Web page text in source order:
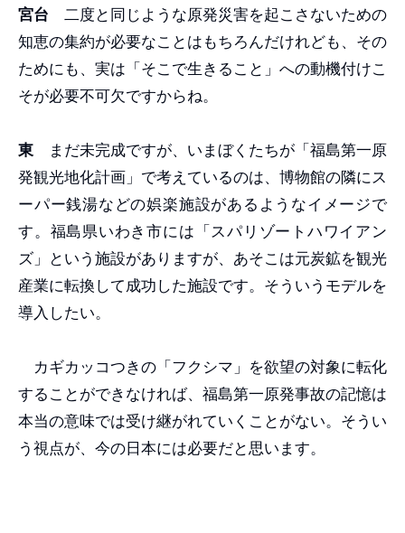
宮台 二度と同じような原発災害を起こさないための
知恵の集約が必要なことはもちろんだけれども、その
ためにも、実は「そこで生きること」への動機付けこ
そが必要不可欠ですからね。
東 まだ未完成ですが、いまぼくたちが「福島第一原
発観光地化計画」で考えているのは、博物館の隣にス
ーパー銭湯などの娯楽施設があるようなイメージで
す。福島県いわき市には「スパリゾートハワイアン
ズ」という施設がありますが、あそこは元炭鉱を観光
産業に転換して成功した施設です。そういうモデルを
導入したい。
カギカッコつきの「フクシマ」を欲望の対象に転化
することができなければ、福島第一原発事故の記憶は
本当の意味では受け継がれていくことがない。そうい
う視点が、今の日本には必要だと思います。